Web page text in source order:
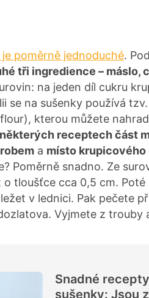
poměrně jednoduché.
tři ingredience – máslo,
na jeden díl cukru
se na sušenky používá
kterou můžete
receptech část
a místo
Poměrně snadno. Ze
tloušťce cca 0,5 cm.
v lednici. Pak pečete
Vyjmete z trouby
Snadné
sušenky: Jsou